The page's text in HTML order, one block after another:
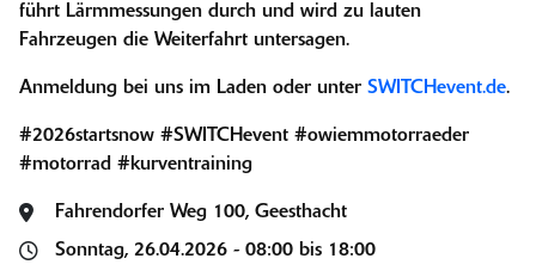
führt Lärmmessungen durch und wird zu lauten
Fahrzeugen die Weiterfahrt untersagen.
Anmeldung bei uns im Laden oder unter SWITCHevent.de.
#2026startsnow #SWITCHevent #owiemmotorraeder
#motorrad #kurventraining
Fahrendorfer Weg 100, Geesthacht
Sonntag, 26.04.2026 - 08:00 bis 18:00